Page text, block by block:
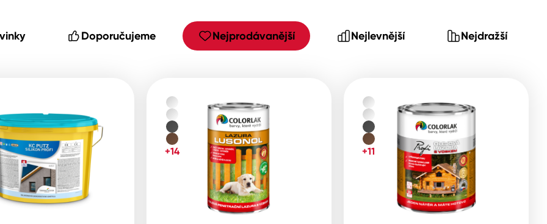
Doporučujeme Nejprodávanější Nejlevnější Nejdražší
+14 +11